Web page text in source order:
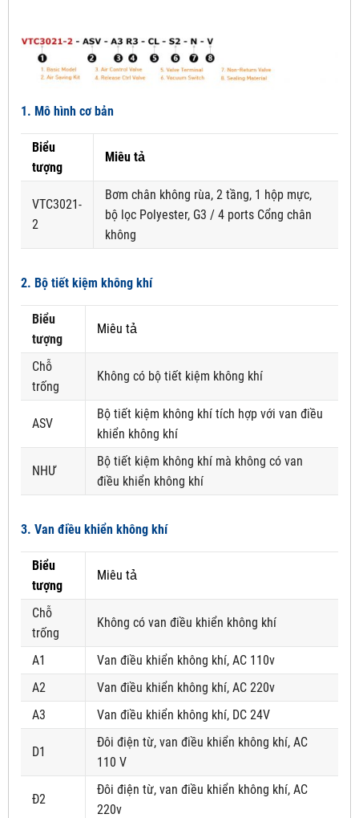
1. Mô hình cơ bản
Biểu
tượng
Miêu tả
VTC3021-
2
Bơm chân không rùa, 2 tầng, 1 hộp mực,
bộ lọc Polyester, G3 / 4 ports Cổng chân
không
2. Bộ tiết kiệm không khí
Biểu
tượng
Miêu tả
Chỗ
trống
Không có bộ tiết kiệm không khí
ASV
Bộ tiết kiệm không khí tích hợp với van điều
khiển không khí
NHƯ
Bộ tiết kiệm không khí mà không có van
điều khiển không khí
3. Van điều khiển không khí
Biểu
tượng
Miêu tả
Chỗ
trống
Không có van điều khiển không khí
A1
Van điều khiển không khí, AC 110v
A2
Van điều khiển không khí, AC 220v
A3
Van điều khiển không khí, DC 24V
D1
Đôi điện từ, van điều khiển không khí, AC
110 V
Đ2
Đôi điện từ, van điều khiển không khí, AC
220v